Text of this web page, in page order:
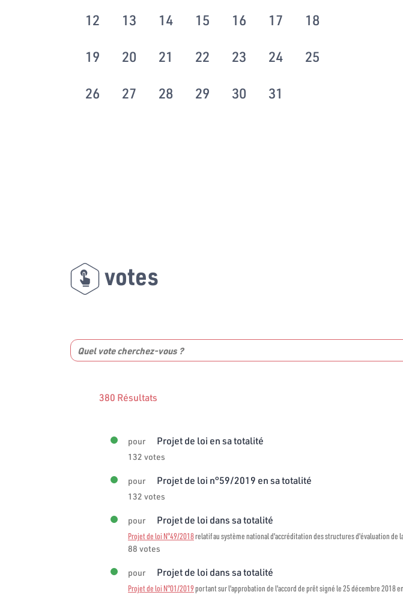
12 13 14 15 16 17 18
19 20 21 22 23 24 25
26 27 28 29 30 31
votes
380 Résultats
pour Projet de loi en sa totalité
132 votes
pour Projet de loi n°59/2019 en sa totalité
132 votes
pour Projet de loi dans sa totalité
Projet de loi N°49/2018relatif au système national d'accréditation des structures d'évaluation de
88 votes
pour Projet de loi dans sa totalité
Projet de loi N°01/2019portant sur l'approbation de l'accord de prêt signé le 25 décembre 2018